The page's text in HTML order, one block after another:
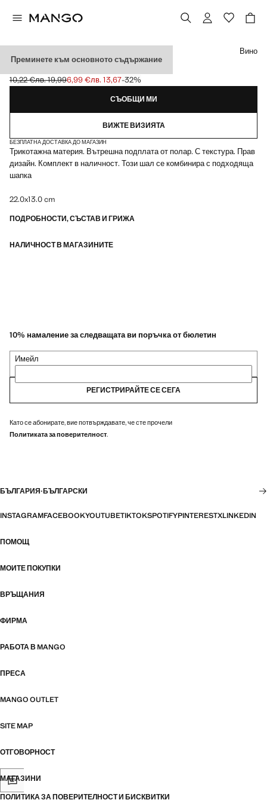
Преминете към основното съдържание
ШАЛ С ТЕКСТУРА
Задраскана първоначална цена [10,22 € лв. 19,99]
10,22 €лв. 19,99
Текуща цена [6,99 € лв. 13,67]
6,99 €лв. 13,67-32%
Изберете цвят
Вино
СЪОБЩИ МИ
ВИЖТЕ ВИЗИЯТА
БЕЗПЛАТНА ДОСТАВКА ДО МАГАЗИН
Трикотажна материя. Вътрешна подплата от полар. С текстура. Прав
дизайн. Комплект в наличност. Този шал се комбинира с подходяща
шапка
22.0x13.0 cm
ПОДРОБНОСТИ, СЪСТАВ И ГРИЖА
НАЛИЧНОСТ В МАГАЗИНИТЕ
10% намаление за следващата ви поръчка от бюлетин
Имейл
РЕГИСТРИРАЙТЕ СЕ СЕГА
Като се абонирате, вие потвърждавате, че сте прочели
Политиката за поверителност.
БЪЛГАРИЯ·БЪЛГАРСКИ
INSTAGRAMFACEBOOKYOUTUBETIKTOKSPOTIFYPINTERESTXLINKEDIN
ПОМОЩ
МОИТЕ ПОКУПКИ
ВРЪЩАНИЯ
ФИРМА
РАБОТА В MANGO
ПРЕСА
MANGO OUTLET
SITE MAP
ОТГОВОРНОСТ
МАГАЗИНИ
ПОЛИТИКА ЗА ПОВЕРИТЕЛНОСТ И БИСКВИТКИ